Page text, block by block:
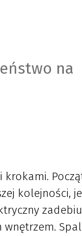
na
krokami.
kolejności,